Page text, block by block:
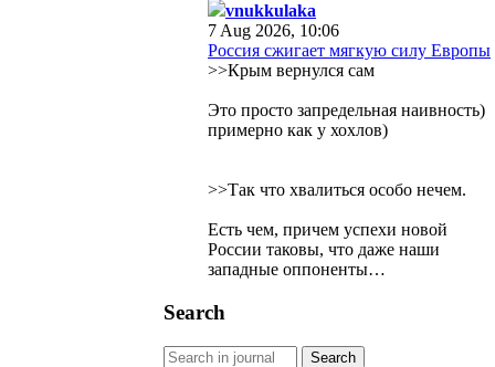
vnukkulaka
7 Aug 2026, 10:06
Россия сжигает мягкую силу Европы
>>Крым вернулся сам
Это просто запредельная наивность)
примерно как у хохлов)
>>Так что хвалиться особо нечем.
Есть чем, причем успехи новой
России таковы, что даже наши
западные оппоненты…
Search
Search